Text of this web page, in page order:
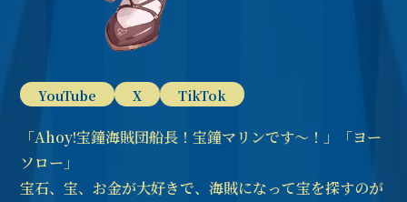
YouTube X TikTok
「Ahoy!宝鐘海賊団船長！宝鐘マリンです～！」「ヨー
ソロー」
宝石、宝、お金が大好きで、海賊になって宝を探すのが